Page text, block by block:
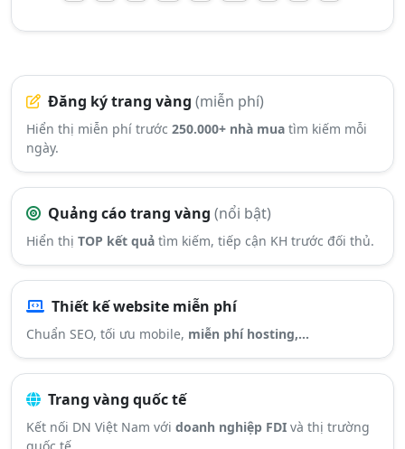
Đăng ký trang vàng (miễn phí)
Hiển thị miễn phí trước 250.000+ nhà mua tìm kiếm mỗi
ngày.
Quảng cáo trang vàng (nổi bật)
Hiển thị TOP kết quả tìm kiếm, tiếp cận KH trước đối thủ.
Thiết kế website miễn phí
Chuẩn SEO, tối ưu mobile, miễn phí hosting,...
Trang vàng quốc tế
Kết nối DN Việt Nam với doanh nghiệp FDI và thị trường